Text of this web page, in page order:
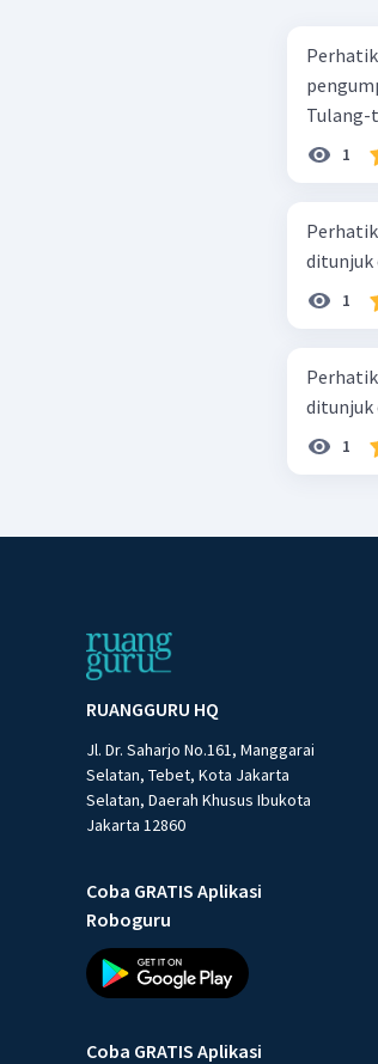
Perhatikan
pengumpil 3) Tulang baji 4) Tulang pelipis 5)
Tulang-
1
Perhatikan
ditunjuk
1
Perhatikan
ditunjuk
1
RUANGGURU HQ
Jl. Dr. Saharjo No.161, Manggarai
Selatan, Tebet, Kota Jakarta
Selatan, Daerah Khusus Ibukota
Jakarta 12860
Coba GRATIS Aplikasi
Roboguru
Coba GRATIS Aplikasi